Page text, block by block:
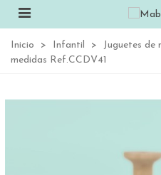
Inicio > Infantil > Juguetes de
medidas Ref.CCDV41